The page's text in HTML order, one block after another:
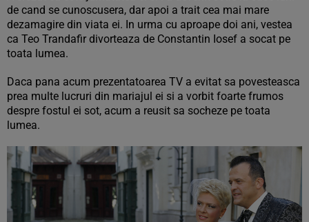
de cand se cunoscusera, dar apoi a trait cea mai mare
dezamagire din viata ei. In urma cu aproape doi ani, vestea
ca Teo Trandafir divorteaza de Constantin Iosef a socat pe
toata lumea.
Daca pana acum prezentatoarea TV a evitat sa povesteasca
prea multe lucruri din mariajul ei si a vorbit foarte frumos
despre fostul ei sot, acum a reusit sa socheze pe toata
lumea.